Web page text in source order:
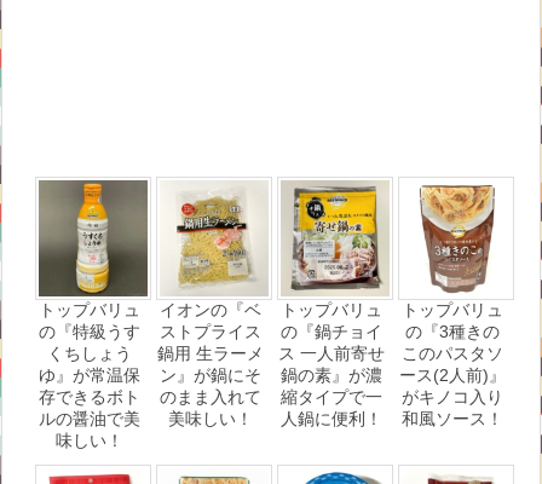
トップバリュ
の『特級うす
くちしょう
ゆ』が常温保
存できるボト
ルの醤油で美
味しい！
イオンの『ベ
ストプライス
鍋用 生ラーメ
ン』が鍋にそ
のまま入れて
美味しい！
トップバリュ
の『鍋チョイ
ス 一人前寄せ
鍋の素』が濃
縮タイプで一
人鍋に便利！
トップバリュ
の『3種きの
このパスタソ
ース(2人前)』
がキノコ入り
和風ソース！